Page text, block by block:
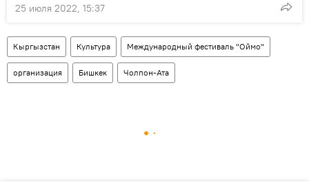
25 июля 2022, 15:37
Кыргызстан Культура Международный фестиваль "Оймо"
организация Бишкек Чолпон-Ата